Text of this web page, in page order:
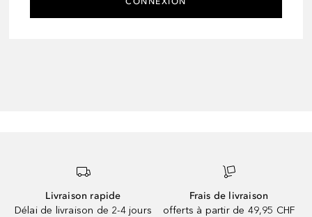
Livraison rapide
Délai de livraison de 2-4 jours
Frais de livraison
offerts à partir de 49,95 CHF